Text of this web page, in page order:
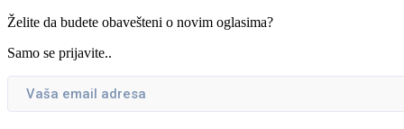
Želite da budete obavešteni o novim oglasima?
Samo se prijavite..